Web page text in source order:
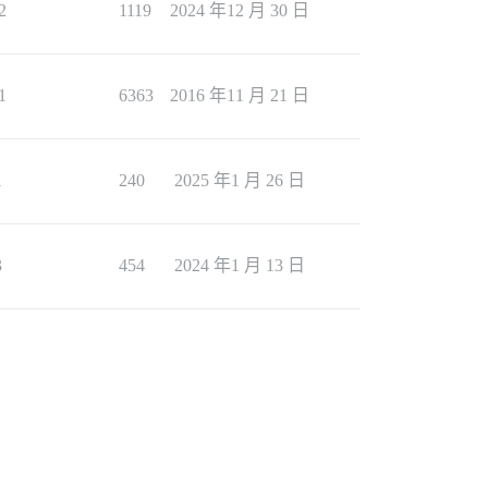
1119 2024 年12 月 30 日
6363 2016 年11 月 21 日
240 2025 年1 月 26 日
454 2024 年1 月 13 日